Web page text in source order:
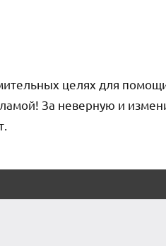
целях для
За неверную и